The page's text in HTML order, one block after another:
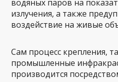
водяных паров на
излучения, а также
воздействие на живые
Сам процесс крепления,
промышленные
производится